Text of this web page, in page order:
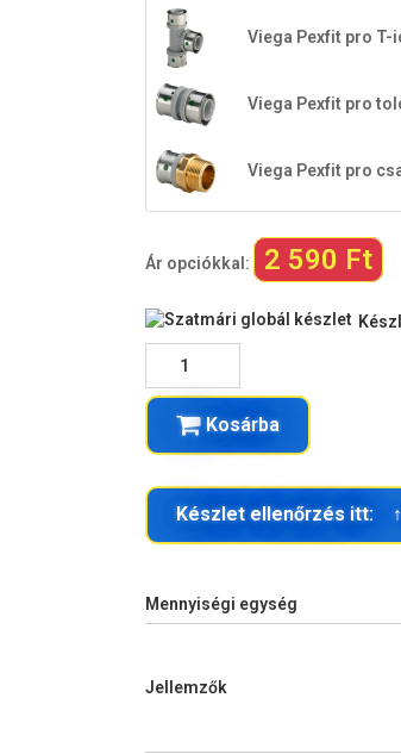
Viega Pexfit pro T-
Viega Pexfit pro
Viega Pexfit pro
Ár opciókkal: 2 590 Ft
Kosárba
Mennyiségi egység
Jellemzők